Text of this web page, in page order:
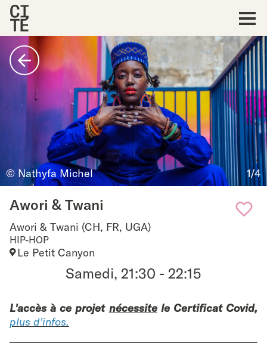
Accueil
Show
Retour
© Nathyfa Michel 1/4
Awori & Twani
Awori & Twani (CH, FR, UGA)
HIP-HOP
Le Petit Canyon
Samedi, 21:30 - 22:15
L'accès à ce projet nécessitele Certificat Covid,
plus d'infos.